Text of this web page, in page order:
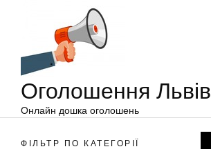
Оголошення Львів
Онлайн дошка оголошень
ФІЛЬТР ПО КАТЕГОРІЇ